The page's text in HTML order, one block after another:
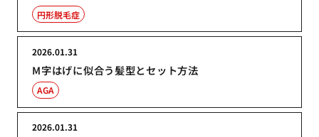
円形脱毛症
M字はげに似合う髪型とセット方法
2026.01.31
AGA
2026.01.31